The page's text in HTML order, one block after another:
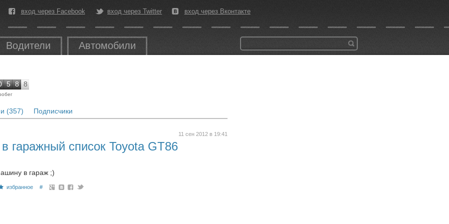
вход через Facebook вход через Twitter вход через Вконтакте
Водители Автомобили
5 8 8
(357) Подписчики
11 сен 2012 в 19:41
гаражный список Toyota GT86
в гараж ;)
избранное #